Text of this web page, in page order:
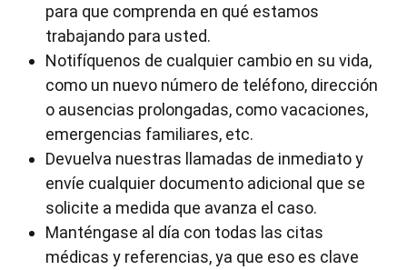
para que comprenda en qué estamos
trabajando para usted.
Notifíquenos de cualquier cambio en su vida,
como un nuevo número de teléfono, dirección
o ausencias prolongadas, como vacaciones,
emergencias familiares, etc.
Devuelva nuestras llamadas de inmediato y
envíe cualquier documento adicional que se
solicite a medida que avanza el caso.
Manténgase al día con todas las citas
médicas y referencias, ya que eso es clave